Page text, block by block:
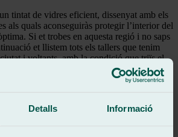
Detalls Informació
tintat de vidres eficient, dissenyat amb els
als quals aconseguiràs protegir l’interior del
Si et trobes en aquesta regió i no saps
et llistem tots els tallers que tenim
i voltants, amb la condició que triïs el
tintat de vidres Fuenlabrada